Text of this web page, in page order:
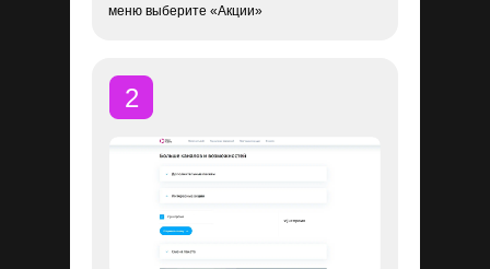
меню выберите «Акции»
2